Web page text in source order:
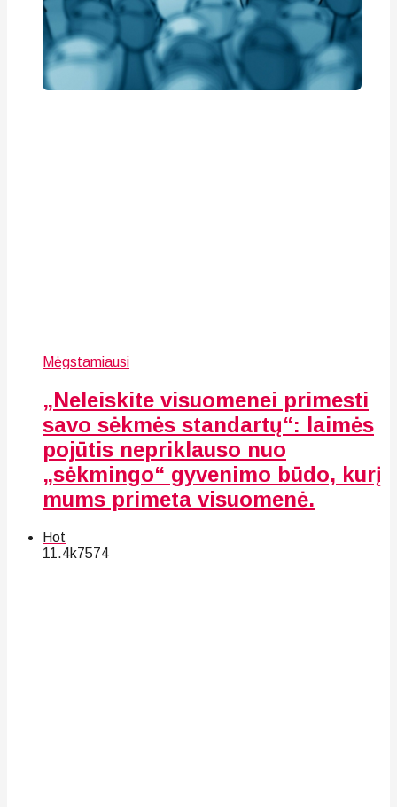
Mėgstamiausi
„Neleiskite visuomenei primesti
savo sėkmės standartų“: laimės
pojūtis nepriklauso nuo
„sėkmingo“ gyvenimo būdo, kurį
mums primeta visuomenė.
Hot
11.4k7574